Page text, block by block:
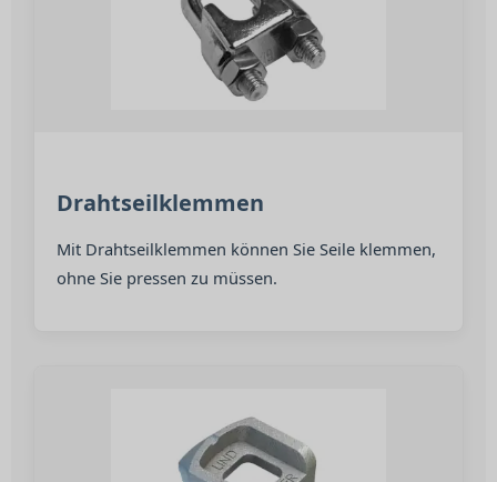
Drahtseilklemmen
Mit Drahtseilklemmen können Sie Seile klemmen,
ohne Sie pressen zu müssen.